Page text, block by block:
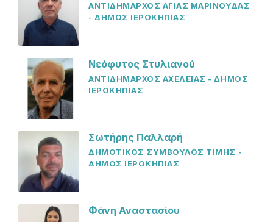
ΑΝΤΙΔΗΜΑΡΧΟΣ ΑΓΙΑΣ ΜΑΡΙΝΟΥΔΑΣ
- ΔΗΜΟΣ ΙΕΡΟΚΗΠΙΑΣ
Νεόφυτος Στυλιανού
ΑΝΤΙΔΗΜΑΡΧΟΣ ΑΧΕΛΕΙΑΣ - ΔΗΜΟΣ
ΙΕΡΟΚΗΠΙΑΣ
Σωτήρης Παλλαρή
ΔΗΜΟΤΙΚΟΣ ΣΥΜΒΟΥΛΟΣ ΤΙΜΗΣ -
ΔΗΜΟΣ ΙΕΡΟΚΗΠΙΑΣ
Φάνη Αναστασίου